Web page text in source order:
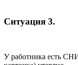
Ситуация 3.
У работника есть